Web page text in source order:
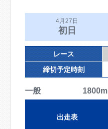
4月27日
初日
レース
締切予定時刻
一般 1800m
出走表